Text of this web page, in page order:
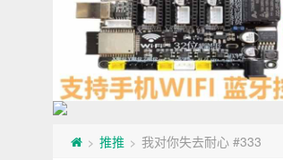
> 推推 > 我对你失去耐心 #333